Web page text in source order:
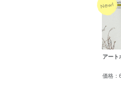
プランター・スタン
アー
価格：